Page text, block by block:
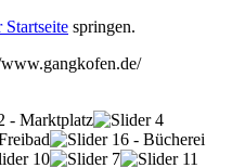
Startseite springen.